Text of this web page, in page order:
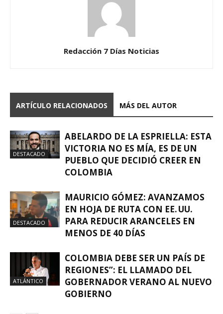
Redacción 7 Días Noticias
ARTÍCULO RELACIONADOS MÁS DEL AUTOR
DESTACADO
ABELARDO DE LA ESPRIELLA: ESTA
VICTORIA NO ES MÍA, ES DE UN
PUEBLO QUE DECIDIÓ CREER EN
COLOMBIA
DESTACADO
MAURICIO GÓMEZ: AVANZAMOS
EN HOJA DE RUTA CON EE. UU.
PARA REDUCIR ARANCELES EN
MENOS DE 40 DÍAS
ATLÁNTICO
COLOMBIA DEBE SER UN PAÍS DE
REGIONES”: EL LLAMADO DEL
GOBERNADOR VERANO AL NUEVO
GOBIERNO